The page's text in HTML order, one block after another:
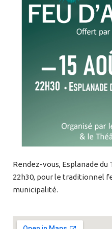
Rendez-vous, Esplanade du
22h30, pour le traditionnel
municipalité.